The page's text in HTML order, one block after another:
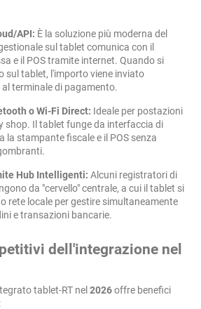
API: È la soluzione più moderna del
sul tablet comunica con il
e il POS tramite internet. Quando si
sul tablet, l'importo viene inviato
terminale di pagamento.
o Wi-Fi Direct: Ideale per postazioni
shop. Il tablet funge da interfaccia di
la stampante fiscale e il POS senza
Hub Intelligenti: Alcuni registratori di
da "cervello" centrale, a cui il tablet si
rete locale per gestire simultaneamente
e transazioni bancarie.
dell'integrazione nel
tablet-RT nel 2026offre benefici